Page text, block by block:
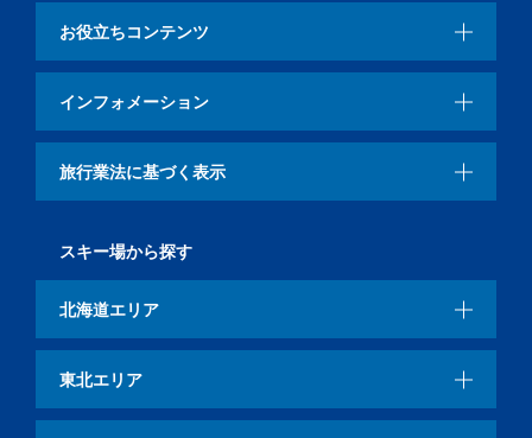
お役立ちコンテンツ
インフォメーション
旅行業法に基づく表示
スキー場から探す
北海道エリア
東北エリア